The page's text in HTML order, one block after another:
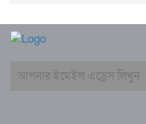
অংশ নিলেন আয়েশা, চোখের
বার্ষিক নির্বাচনের তফসিল ঘোষণা
বগুড়ায়